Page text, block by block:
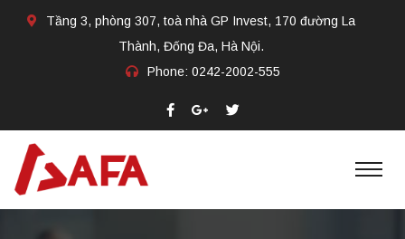
Tầng 3, phòng 307, toà nhà GP Invest, 170 đường La
Thành, Đống Đa, Hà Nội.
Phone: 0242-2002-555​